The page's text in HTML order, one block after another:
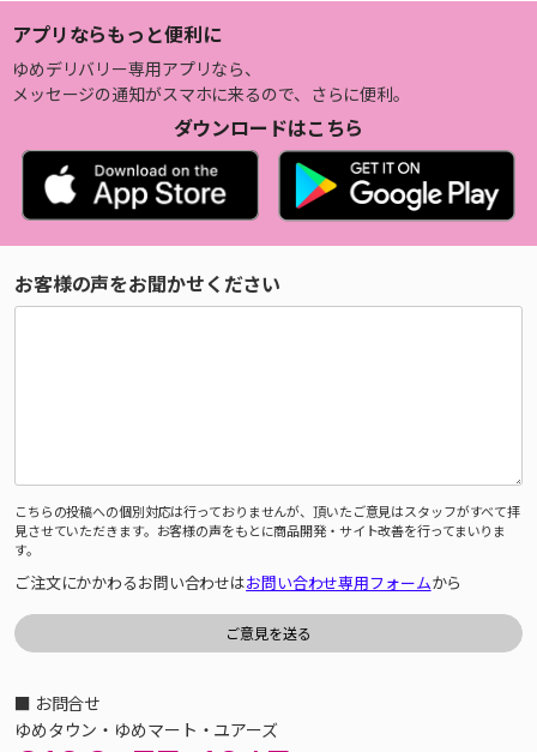
アプリならもっと便利に
ゆめデリバリー専用アプリなら、
メッセージの通知がスマホに来るので、さらに便利。
ダウンロードはこちら
お客様の声をお聞かせください
こちらの投稿への個別対応は行っておりませんが、頂いたご意見はスタッフがすべて拝
見させていただきます。お客様の声をもとに商品開発・サイト改善を行ってまいりま
す。
ご注文にかかわるお問い合わせはお問い合わせ専用フォームから
■ お問合せ
ゆめタウン・ゆめマート・ユアーズ